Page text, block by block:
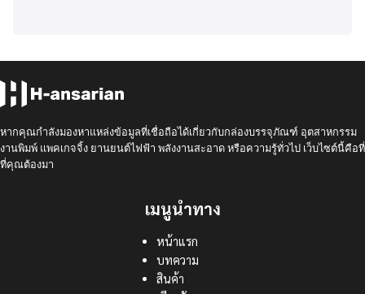
หากคุณกำลังมองหาแหล่งข้อมูลที่เชื่อถือได้เกี่ยวกับกล่องบรรจุภัณฑ์ อุตสาหกรรม
งานพิมพ์ แพคเกจจิ้ง ยานยนต์ไฟฟ้า พลังงานสะอาด หรือความรู้ทั่วไป เว็บไซต์นี้คือที่
ที่คุณต้องมา
เมนูนำทาง
หน้าแรก
บทความ
สินค้า